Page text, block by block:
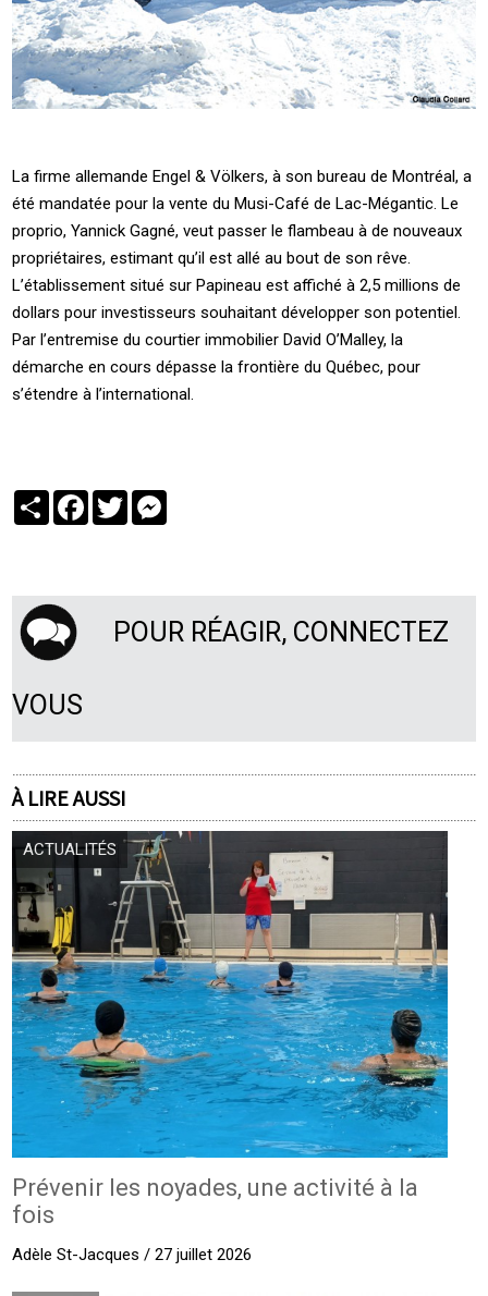
La firme allemande Engel & Völkers, à son bureau de Montréal, a
été mandatée pour la vente du Musi-Café de Lac-Mégantic. Le
proprio, Yannick Gagné, veut passer le flambeau à de nouveaux
propriétaires, estimant qu’il est allé au bout de son rêve.
L’établissement situé sur Papineau est affiché à 2,5 millions de
dollars pour investisseurs souhaitant développer son potentiel.
Par l’entremise du courtier immobilier David O’Malley, la
démarche en cours dépasse la frontière du Québec, pour
s’étendre à l’international.
PartagerFacebook
Twitter
POUR RÉAGIR, CONNECTEZ
VOUS
À LIRE AUSSI
ACTUALITÉS
Prévenir les noyades, une activité à la
fois
Adèle St-Jacques / 27 juillet 2026